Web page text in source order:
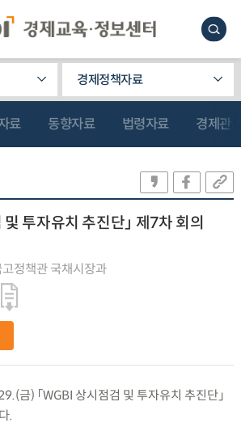
경제정책자료
료 동향자료 법령자료 경제관
및 투자유치 추진단」 제7차 회의
정책관 국채시장과
금) 「WGBI 상시점검 및 투자유치 추진단」
.